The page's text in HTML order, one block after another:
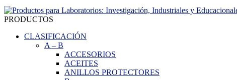
Investigación,
Industriales
y
Educacionales.
PRODUCTOS
CLASIFICACIÓN
A– B
ACCESORIOS
ACEITES
ANILLOS PROTECTORES